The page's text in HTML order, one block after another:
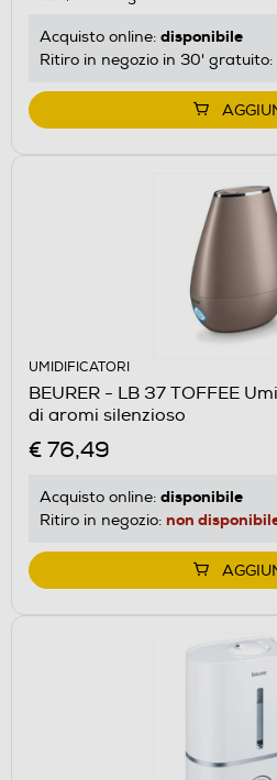
Acquisto online: disponibile
Ritiro in negozio in 30' gratuito:
UMIDIFICATORI
BEURER - LB 37 TOFFEE
di aromi silenzioso
€ 76,49
Acquisto online: disponibile
Ritiro in negozio: non